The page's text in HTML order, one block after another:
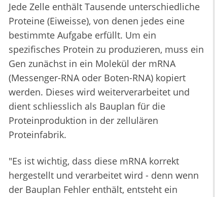
Jede Zelle enthält Tausende unterschiedliche
Proteine (Eiweisse), von denen jedes eine
bestimmte Aufgabe erfüllt. Um ein
spezifisches Protein zu produzieren, muss ein
Gen zunächst in ein Molekül der mRNA
(Messenger-RNA oder Boten-RNA) kopiert
werden. Dieses wird weiterverarbeitet und
dient schliesslich als Bauplan für die
Proteinproduktion in der zellulären
Proteinfabrik.
"Es ist wichtig, dass diese mRNA korrekt
hergestellt und verarbeitet wird - denn wenn
der Bauplan Fehler enthält, entsteht ein